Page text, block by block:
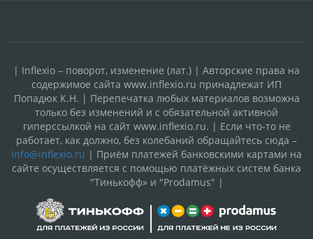
| Inflexio – поворот, изменение (лат.) | Авторские права на
содержимое сайта www.inflexio.ru принадлежат ИП
Попадюк К.Н. | Перепечатка любых материалов возможна
только без изменений и с обязательной активной
гиперссылкой на сайт www.inflexio.ru. | Если что-то не
работает, как должно, без колебаний обращайтесь сюда –
info@inflexio.ru | Приём платежей банковскими картами на
сайте осуществляется с помощью платёжных систем банка
"Тинькофф» и "Prodamus" |